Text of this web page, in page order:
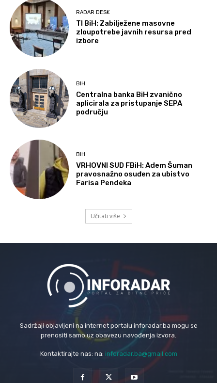
RADAR DESK
TI BiH: Zabilježene masovne
zloupotrebe javnih resursa pred
izbore
BIH
Centralna banka BiH zvanično
aplicirala za pristupanje SEPA
području
BIH
VRHOVNI SUD FBiH: Adem Šuman
pravosnažno osuđen za ubistvo
Farisa Pendeka
Učitati više
Sadržaji objavljeni na internet portalu inforadar.ba mogu se
prenositi samo uz obavezu navođenja izvora.
Kontaktirajte nas: na: inforadar.ba@gmail.com